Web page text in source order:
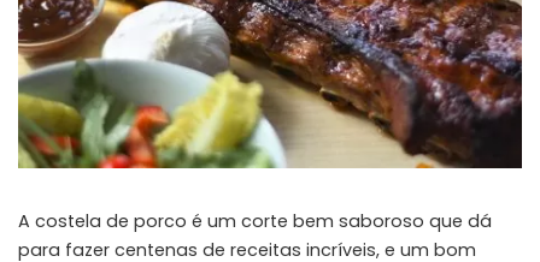
A costela de porco é um corte bem saboroso que dá
para fazer centenas de receitas incríveis, e um bom